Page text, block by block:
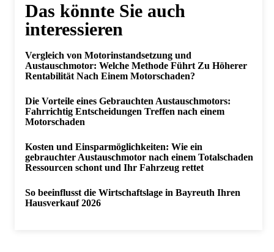
Das könnte Sie auch
interessieren
Vergleich von Motorinstandsetzung und
Austauschmotor: Welche Methode Führt Zu Höherer
Rentabilität Nach Einem Motorschaden?
Die Vorteile eines Gebrauchten Austauschmotors:
Fahrrichtig Entscheidungen Treffen nach einem
Motorschaden
Kosten und Einsparmöglichkeiten: Wie ein
gebrauchter Austauschmotor nach einem Totalschaden
Ressourcen schont und Ihr Fahrzeug rettet
So beeinflusst die Wirtschaftslage in Bayreuth Ihren
Hausverkauf 2026